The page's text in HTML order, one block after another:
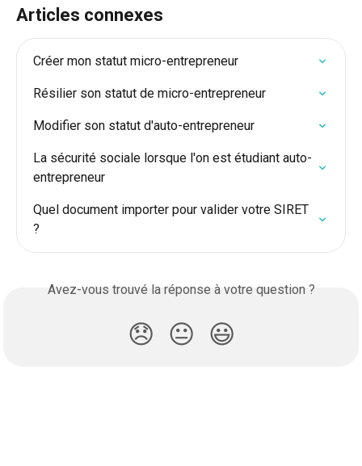
Articles connexes
Créer mon statut micro-entrepreneur
Résilier son statut de micro-entrepreneur
Modifier son statut d'auto-entrepreneur
La sécurité sociale lorsque l'on est étudiant auto-
entrepreneur
Quel document importer pour valider votre SIRET
?
Avez-vous trouvé la réponse à votre question ?
😞 😐 😃